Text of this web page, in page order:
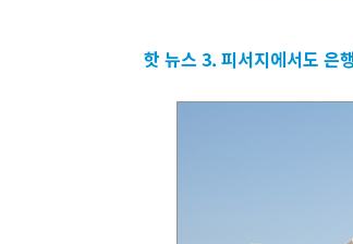
핫 뉴스 3. 피서지에서도 은